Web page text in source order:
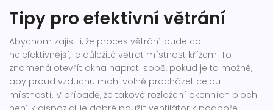
Tipy pro efektivní větrání
Abychom zajistili, že proces větrání bude co
nejefektivnější, je důležité větrat místnost křížem. To
znamená otevřít okna naproti sobě, pokud je to možné,
aby proud vzduchu mohl volně procházet celou
místností. V případě, že takové rozložení okenních ploch